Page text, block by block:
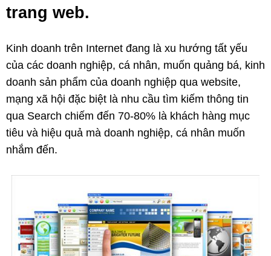
trang web.
Kinh doanh trên Internet đang là xu hướng tất yếu
của các doanh nghiệp, cá nhân, muốn quảng bá, kinh
doanh sản phẩm của doanh nghiệp qua website,
mạng xã hội đặc biệt là nhu cầu tìm kiếm thông tin
qua Search chiếm đến 70-80% là khách hàng mục
tiêu và hiệu quả mà doanh nghiệp, cá nhân muốn
nhắm đến.